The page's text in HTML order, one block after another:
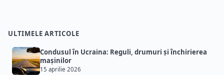
ULTIMELE ARTICOLE
Condusul în Ucraina: Reguli, drumuri și închirierea
mașinilor
15 aprilie 2026